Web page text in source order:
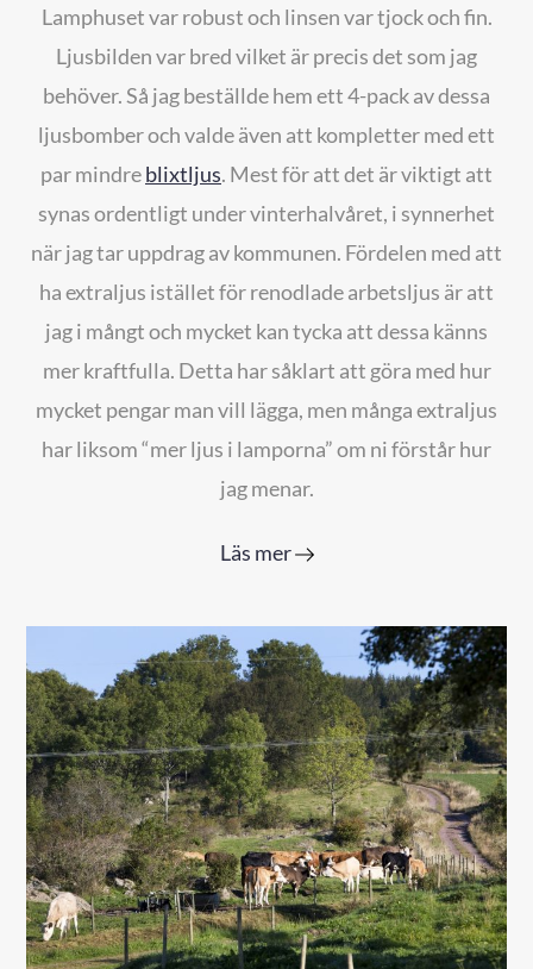
Lamphuset var robust och linsen var tjock och fin.
Ljusbilden var bred vilket är precis det som jag
behöver. Så jag beställde hem ett 4-pack av dessa
ljusbomber och valde även att kompletter med ett
par mindreblixtljus. Mest för att det är viktigt att
synas ordentligt under vinterhalvåret, i synnerhet
när jag tar uppdrag av kommunen. Fördelen med att
ha extraljus istället för renodlade arbetsljus är att
jag i mångt och mycket kan tycka att dessa känns
mer kraftfulla. Detta har såklart att göra med hur
mycket pengar man vill lägga, men många extraljus
har liksom “mer ljus i lamporna” om ni förstår hur
jag menar.
Läs mer